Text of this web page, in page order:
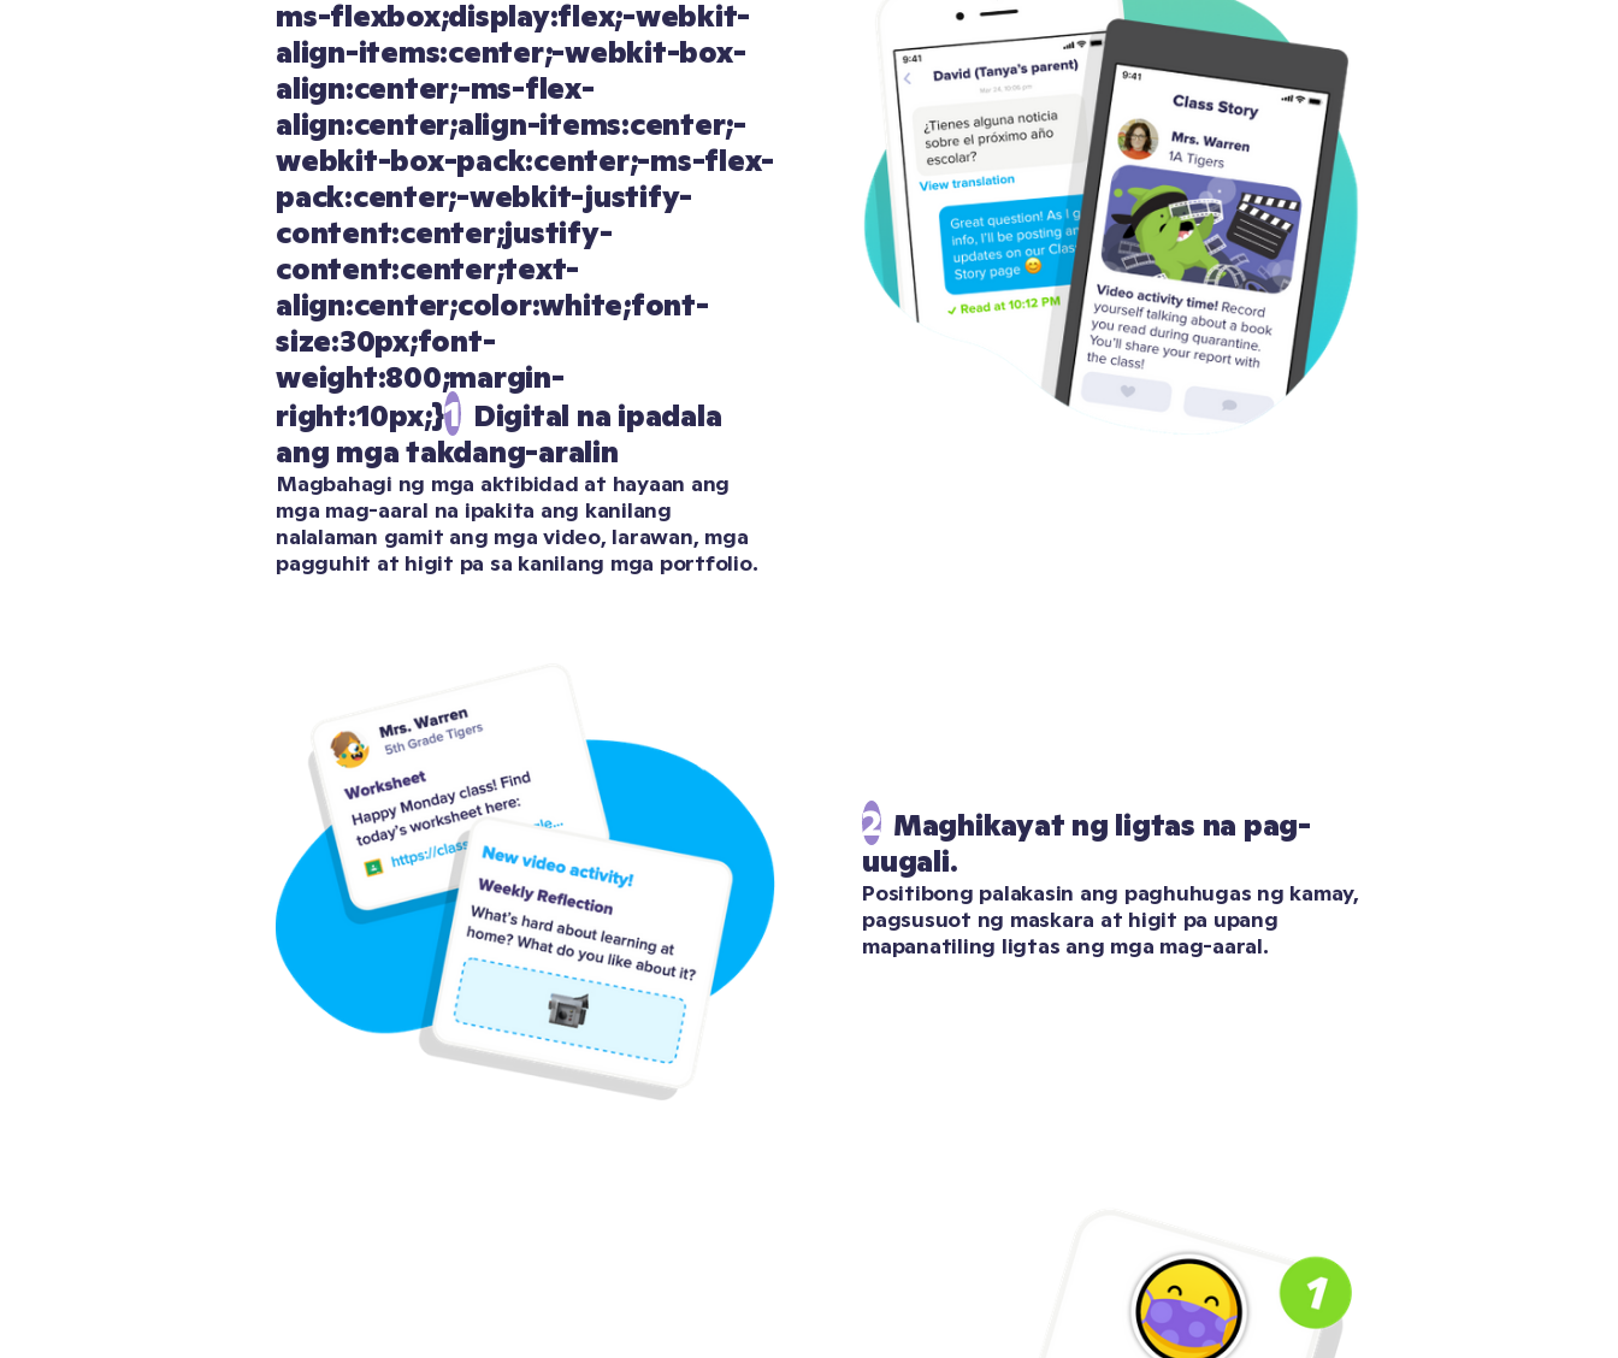
1 Digital na ipadala
ang mga takdang-aralin
Magbahagi ng mga aktibidad at hayaan ang
mga mag-aaral na ipakita ang kanilang
nalalaman gamit ang mga video, larawan, mga
pagguhit at higit pa sa kanilang mga portfolio.
2 Maghikayat ng ligtas na pag-
uugali.
Positibong palakasin ang paghuhugas ng kamay,
pagsusuot ng maskara at higit pa upang
mapanatiling ligtas ang mga mag-aaral.